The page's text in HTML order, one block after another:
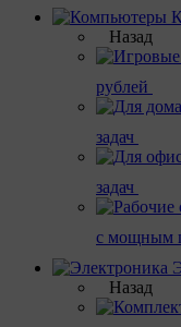
Назад
рублей
задач
задач
с мощным
Назад